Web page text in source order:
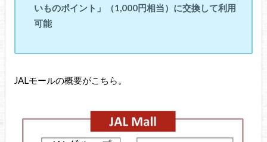
いものポイント」（1,000円相当）に交換して利用
可能
JALモールの概要がこちら。